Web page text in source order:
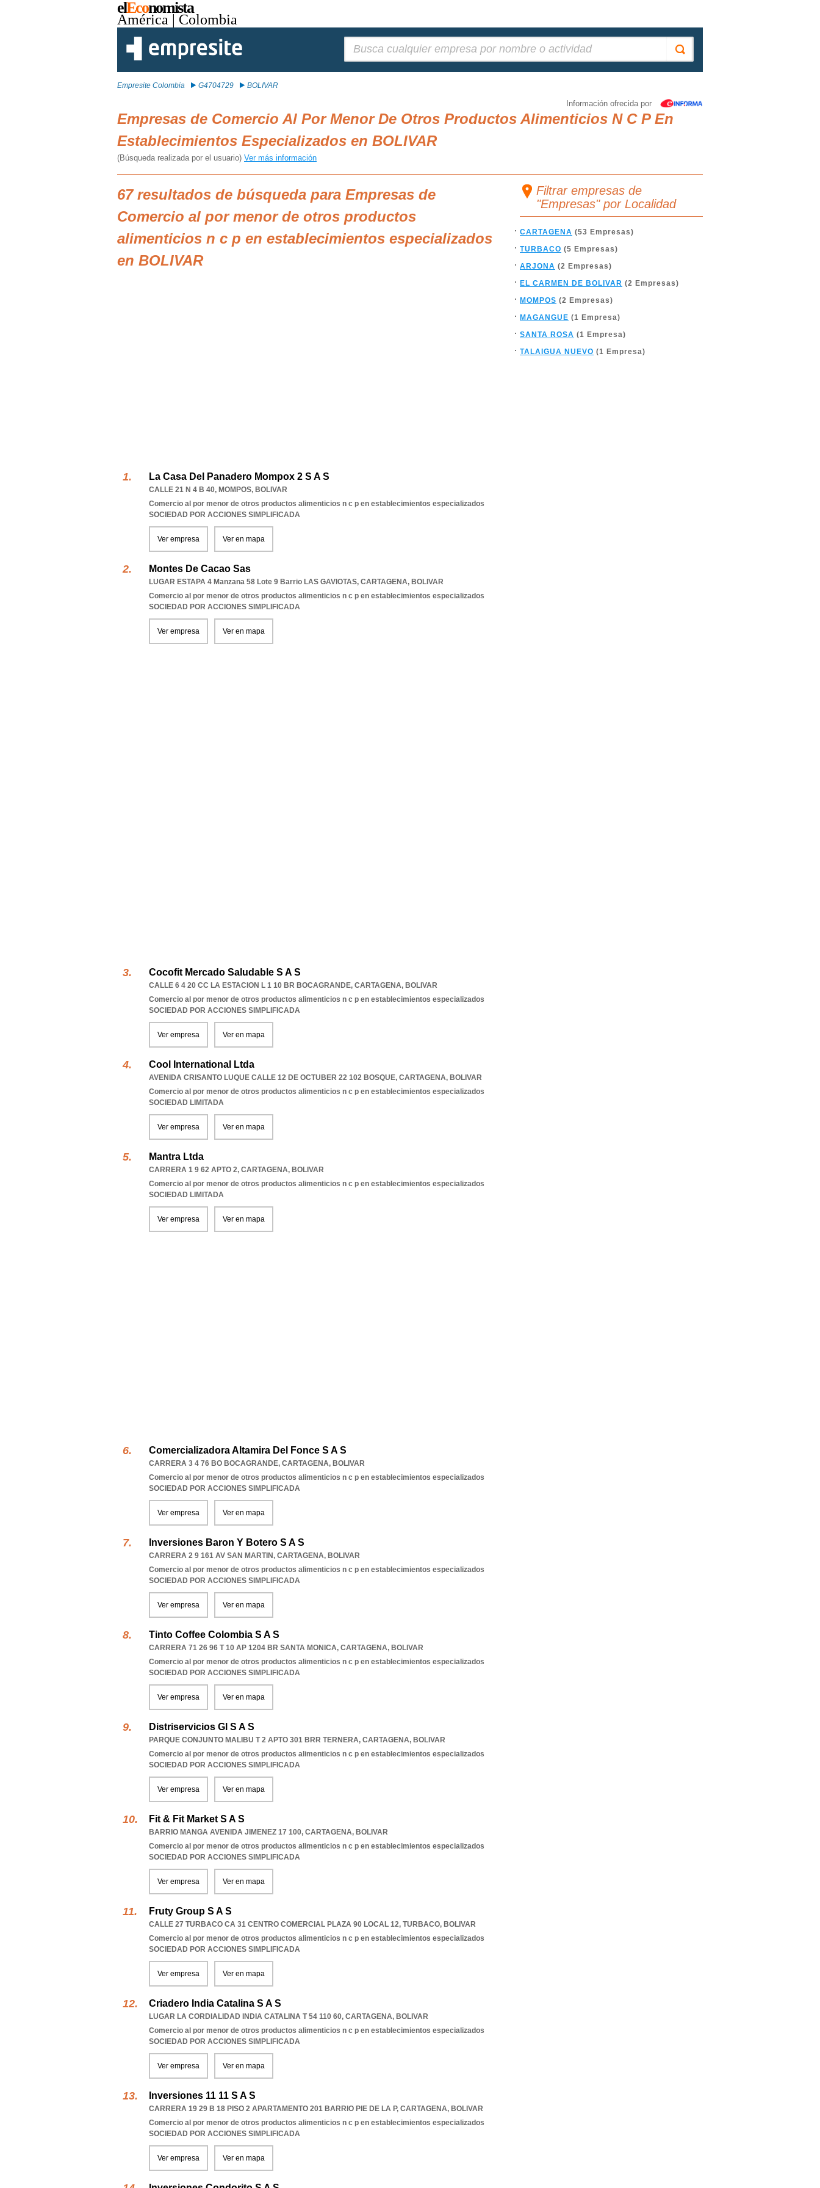
elEconomista
América | Colombia
Empresite Colombia G4704729 BOLIVAR
Información ofrecida por
Empresas de Comercio Al Por Menor De Otros Productos Alimenticios N C P En
Establecimientos Especializados en BOLIVAR
(Búsqueda realizada por el usuario) Ver más información
67 resultados de búsqueda para Empresas de
Comercio al por menor de otros productos
alimenticios n c p en establecimientos especializados
en BOLIVAR
La Casa Del Panadero Mompox 2 S A S
CALLE 21 N 4 B 40, MOMPOS, BOLIVAR
Comercio al por menor de otros productos alimenticios n c p en establecimientos especializados
SOCIEDAD POR ACCIONES SIMPLIFICADA
Ver empresa Ver en mapa
Montes De Cacao Sas
LUGAR ESTAPA 4 Manzana 58 Lote 9 Barrio LAS GAVIOTAS, CARTAGENA, BOLIVAR
Comercio al por menor de otros productos alimenticios n c p en establecimientos especializados
SOCIEDAD POR ACCIONES SIMPLIFICADA
Ver empresa Ver en mapa
Cocofit Mercado Saludable S A S
CALLE 6 4 20 CC LA ESTACION L 1 10 BR BOCAGRANDE, CARTAGENA, BOLIVAR
Comercio al por menor de otros productos alimenticios n c p en establecimientos especializados
SOCIEDAD POR ACCIONES SIMPLIFICADA
Ver empresa Ver en mapa
Cool International Ltda
AVENIDA CRISANTO LUQUE CALLE 12 DE OCTUBER 22 102 BOSQUE, CARTAGENA, BOLIVAR
Comercio al por menor de otros productos alimenticios n c p en establecimientos especializados
SOCIEDAD LIMITADA
Ver empresa Ver en mapa
Mantra Ltda
CARRERA 1 9 62 APTO 2, CARTAGENA, BOLIVAR
Comercio al por menor de otros productos alimenticios n c p en establecimientos especializados
SOCIEDAD LIMITADA
Ver empresa Ver en mapa
Comercializadora Altamira Del Fonce S A S
CARRERA 3 4 76 BO BOCAGRANDE, CARTAGENA, BOLIVAR
Comercio al por menor de otros productos alimenticios n c p en establecimientos especializados
SOCIEDAD POR ACCIONES SIMPLIFICADA
Ver empresa Ver en mapa
Inversiones Baron Y Botero S A S
CARRERA 2 9 161 AV SAN MARTIN, CARTAGENA, BOLIVAR
Comercio al por menor de otros productos alimenticios n c p en establecimientos especializados
SOCIEDAD POR ACCIONES SIMPLIFICADA
Ver empresa Ver en mapa
Tinto Coffee Colombia S A S
CARRERA 71 26 96 T 10 AP 1204 BR SANTA MONICA, CARTAGENA, BOLIVAR
Comercio al por menor de otros productos alimenticios n c p en establecimientos especializados
SOCIEDAD POR ACCIONES SIMPLIFICADA
Ver empresa Ver en mapa
Distriservicios Gl S A S
PARQUE CONJUNTO MALIBU T 2 APTO 301 BRR TERNERA, CARTAGENA, BOLIVAR
Comercio al por menor de otros productos alimenticios n c p en establecimientos especializados
SOCIEDAD POR ACCIONES SIMPLIFICADA
Ver empresa Ver en mapa
Fit & Fit Market S A S
BARRIO MANGA AVENIDA JIMENEZ 17 100, CARTAGENA, BOLIVAR
Comercio al por menor de otros productos alimenticios n c p en establecimientos especializados
SOCIEDAD POR ACCIONES SIMPLIFICADA
Ver empresa Ver en mapa
Fruty Group S A S
CALLE 27 TURBACO CA 31 CENTRO COMERCIAL PLAZA 90 LOCAL 12, TURBACO, BOLIVAR
Comercio al por menor de otros productos alimenticios n c p en establecimientos especializados
SOCIEDAD POR ACCIONES SIMPLIFICADA
Ver empresa Ver en mapa
Criadero India Catalina S A S
LUGAR LA CORDIALIDAD INDIA CATALINA T 54 110 60, CARTAGENA, BOLIVAR
Comercio al por menor de otros productos alimenticios n c p en establecimientos especializados
SOCIEDAD POR ACCIONES SIMPLIFICADA
Ver empresa Ver en mapa
Inversiones 11 11 S A S
CARRERA 19 29 B 18 PISO 2 APARTAMENTO 201 BARRIO PIE DE LA P, CARTAGENA, BOLIVAR
Comercio al por menor de otros productos alimenticios n c p en establecimientos especializados
SOCIEDAD POR ACCIONES SIMPLIFICADA
Ver empresa Ver en mapa
Filtrar empresas de
"Empresas" por Localidad
CARTAGENA (53 Empresas)
TURBACO (5 Empresas)
ARJONA (2 Empresas)
EL CARMEN DE BOLIVAR (2 Empresas)
MOMPOS (2 Empresas)
MAGANGUE (1 Empresa)
SANTA ROSA (1 Empresa)
TALAIGUA NUEVO (1 Empresa)